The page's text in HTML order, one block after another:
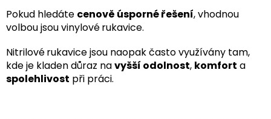
Pokud hledáte cenově úsporné řešení, vhodnou
volbou jsou vinylovérukavice.
Nitrilovérukavice jsou naopak často využívány tam,
kde je kladen důraz navyšší odolnost, komfort a
spolehlivost při práci.